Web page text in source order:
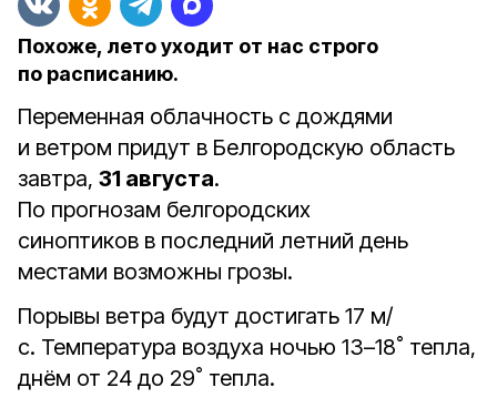
Похоже, лето уходит от нас строго
по расписанию.
Переменная облачность с дождями
и ветром придут в Белгородскую область
завтра, 31 августа.
По прогнозам белгородских
синоптиков в последний летний день
местами возможны грозы.
Порывы ветра будут достигать 17 м/
с. Температура воздуха ночью 13–18˚ тепла,
днём от 24 до 29˚ тепла.